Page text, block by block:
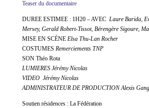
Teaser du documentaire
DUREE ESTIMEE : 1H20 – AVEC Laure Barida,
Mersey, Gerald Robert-Tissot, Bérengère Sigoure,
MISE EN SCÈNE Elsa Thu-Lan Rocher
COSTUMES Remerciements TNP
SON Théo Rota
LUMIERES Jérémy Nicolas
VIDEO Jérémy Nicolas
ADMINISTRATEUR DE PRODUCTIONAlexis
Soutien résidences : La Fédération